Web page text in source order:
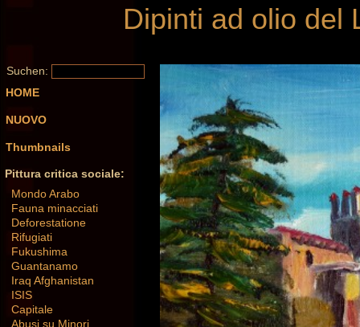
Dipinti ad olio del
Suchen:
HOME
NUOVO
Thumbnails
Pittura critica sociale:
Mondo Arabo
Fauna minacciati
Deforestatione
Rifugiati
Fukushima
Guantanamo
Iraq Afghanistan
ISIS
Capitale
Abusi su Minori